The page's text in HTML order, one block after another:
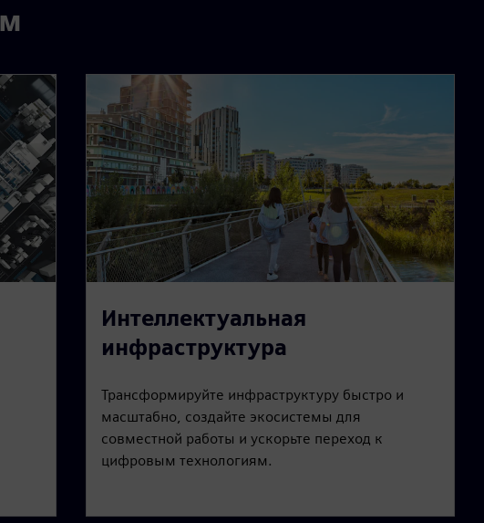
Интеллектуальная
инфраструктура
Трансформируйте инфраструктуру быстро и
масштабно, создайте экосистемы для
совместной работы и ускорьте переход к
цифровым технологиям.